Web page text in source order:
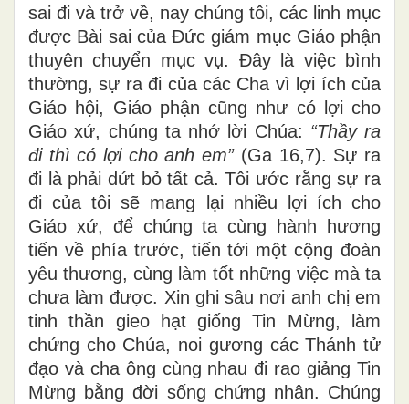
sai đi và trở về, nay chúng tôi, các linh mục
được Bài sai của Đức giám mục Giáo phận
thuyên chuyển mục vụ. Đây là việc bình
thường, sự ra đi của các Cha vì lợi ích của
Giáo hội, Giáo phận cũng như có lợi cho
Giáo xứ, chúng ta nhớ lời Chúa: “Thầy ra
đi thì có lợi cho anh em”(Ga 16,7). Sự ra
đi là phải dứt bỏ tất cả. Tôi ước rằng sự ra
đi của tôi sẽ mang lại nhiều lợi ích cho
Giáo xứ, để chúng ta cùng hành hương
tiến về phía trước, tiến tới một cộng đoàn
yêu thương, cùng làm tốt những việc mà ta
chưa làm được. Xin ghi sâu nơi anh chị em
tinh thần gieo hạt giống Tin Mừng, làm
chứng cho Chúa, noi gương các Thánh tử
đạo và cha ông cùng nhau đi rao giảng Tin
Mừng bằng đời sống chứng nhân. Chúng